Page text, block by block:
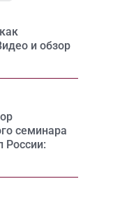
и обзор
семинара
России: